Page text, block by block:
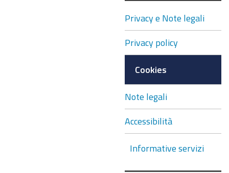
Privacy e Note legali
Privacy policy
Cookies
Note legali
Accessibilità
Informative servizi